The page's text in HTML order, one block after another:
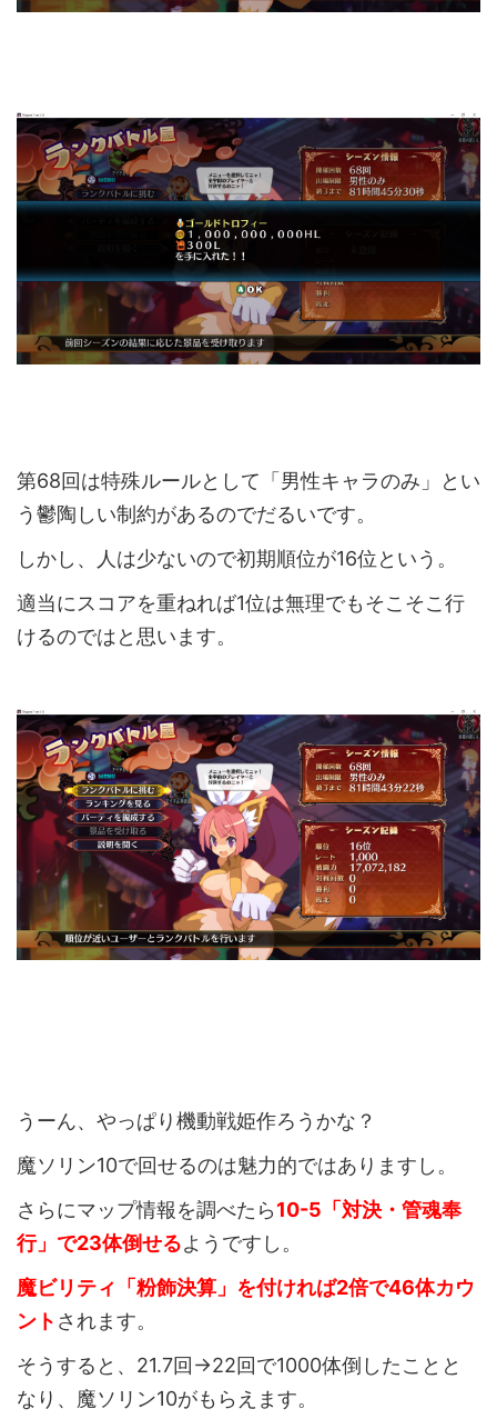
第68回は特殊ルールとして「男性キャラのみ」とい
う鬱陶しい制約があるのでだるいです。
しかし、人は少ないので初期順位が16位という。
適当にスコアを重ねれば1位は無理でもそこそこ行
けるのではと思います。
うーん、やっぱり機動戦姫作ろうかな？
魔ソリン10で回せるのは魅力的ではありますし。
さらにマップ情報を調べたら10-5「対決・管魂奉
行」で23体倒せるようですし。
魔ビリティ「粉飾決算」を付ければ2倍で46体カウ
ント されます。
そうすると、21.7回→22回で1000体倒したことと
なり、魔ソリン10がもらえます。